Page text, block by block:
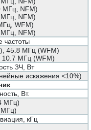
МГц, NFM)
NFM)
WFM)
NFM)
частоты
45.8 МГц (WFM)
10.7 МГц (WFM)
ЗЧ, Вт
искажения <10%)
Вт.
МГц)
МГц)
кГц